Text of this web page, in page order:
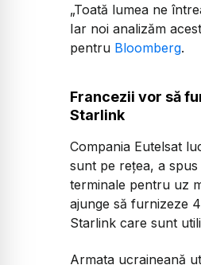
„Toată lumea ne
Iar noi analizăm
pentru Bloomberg.
Francezii vor să
Starlink
Compania Eutelsat
sunt pe rețea, a
terminale pentru uz
ajunge să furnizeze
Starlink care sunt
Armata ucraineană